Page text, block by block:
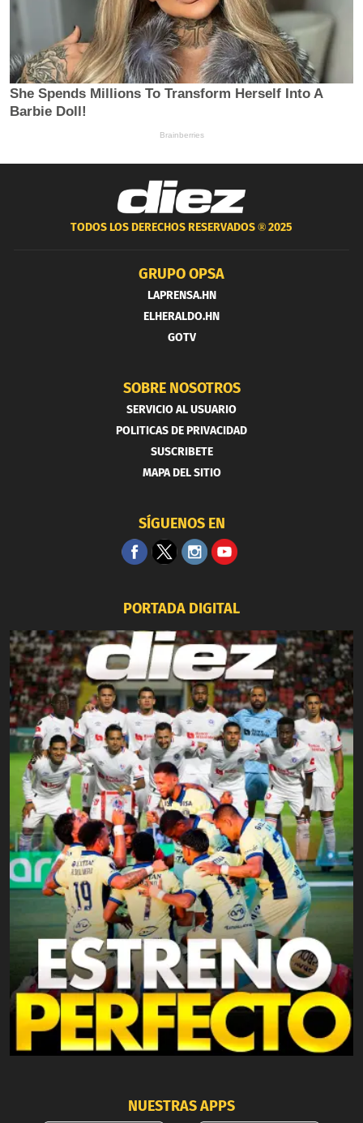
TODOS LOS DERECHOS RESERVADOS ®2025
GRUPO OPSA
LAPRENSA.HN
ELHERALDO.HN
GOTV
SOBRE NOSOTROS
SERVICIO AL USUARIO
POLITICAS DE PRIVACIDAD
SUSCRIBETE
MAPA DEL SITIO
SÍGUENOS EN
PORTADA DIGITAL
NUESTRAS APPS